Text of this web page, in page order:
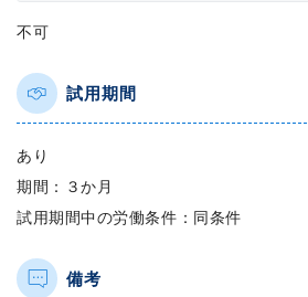
不可
試用期間
あり
期間：３か月
試用期間中の労働条件：同条件
備考